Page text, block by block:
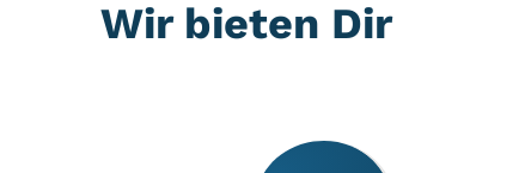
Wir bieten Dir